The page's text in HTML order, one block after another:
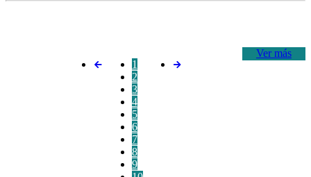
Ver más
1
2
3
4
5
6
7
8
9